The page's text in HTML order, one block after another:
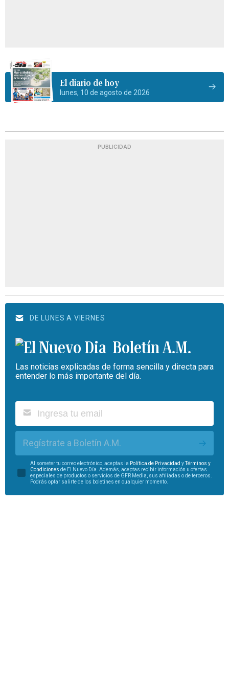
El diario de hoy
lunes, 10 de agosto de 2026
PUBLICIDAD
DE LUNES A VIERNES
Boletín A.M.
Las noticias explicadas de forma sencilla y directa para
entender lo más importante del día.
Regístrate a Boletín A.M.
Al someter tu correo electrónico, aceptas la Política de Privacidad y
Términos y
Condiciones de El Nuevo Día. Además, aceptas recibir información u ofertas
especiales de productos o servicios de GFR Media, sus afiliadas o de terceros.
Podrás optar salirte de los boletines en cualquier momento.